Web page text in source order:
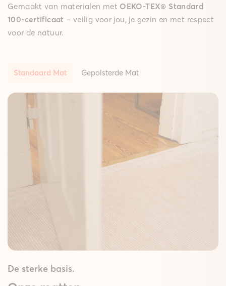
Gemaakt van materialen met OEKO-TEX® Standard
100-certificaat – veilig voor jou, je gezin en met respect
voor de natuur.
Standaard Mat Gepolsterde Mat
De sterke basis.